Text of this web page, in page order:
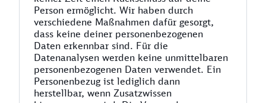
Person ermöglicht. Wir haben durch
verschiedene Maßnahmen dafür gesorgt,
dass keine deiner personenbezogenen
Daten erkennbar sind. Für die
Datenanalysen werden keine unmittelbaren
personenbezogenen Daten verwendet. Ein
Personenbezug ist lediglich dann
herstellbar, wenn Zusatzwissen